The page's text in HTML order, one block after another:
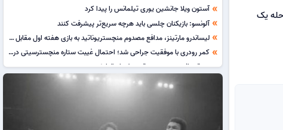
به مرحله یک
double_arrow آستون ویلا جانشین یوری تیلمانس را پیدا کرد
double_arrow آلونسو: بازیکنان چلسی باید هرچه سریع‌تر پیشرفت کنند
double_arrow لیساندرو مارتینز، مدافع مصدوم منچستریوناتید به بازی هفته اول مقابل هال سیتی می‌رسد
double_arrow کمر رودری با موفقیت جراحی شد؛ احتمال غیبت ستاره منچسترسیتی در آغاز فصل جدید
double_arrow روبرتو مانچینی سرمربی تیم ملی ایتالیا شد
خوان لاپورتا برای درمان آریتمی قلبی تحت عمل قرار گرفت
خولیان آلوارز چاره‌ای جز عذرخواهی از اتلتیکو مادرید ندارد